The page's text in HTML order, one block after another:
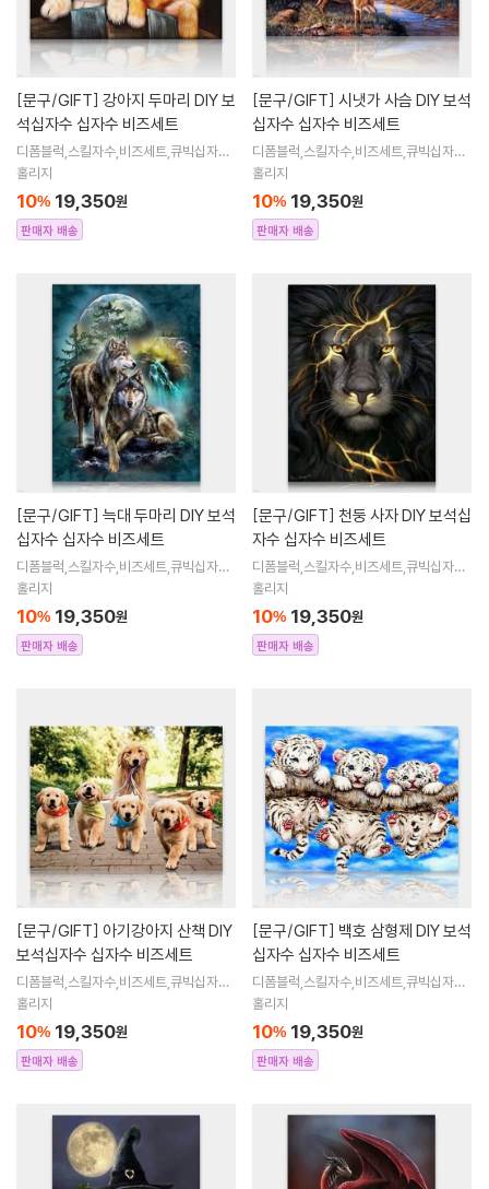
[문구/GIFT]
석십자수 십자수 비즈세트
디폼블럭,스킬자수,비즈세트,큐빅십자수,
큐빅비즈,보석십자수액자,어린이보석십
수해바라
홀리지
10% 19,350원
판매자 배송
[문구/GIFT]
십자수 십자수 비즈세트
디폼블럭,스킬자수,비즈세트,큐빅십자수,
큐빅비즈,보석십자수액자,어린이보석십
수해바라
홀리지
10% 19,350원
판매자 배송
[문구/GIFT]
십자수 십자수 비즈세트
디폼블럭,스킬자수,비즈세트,큐빅십자수,
큐빅비즈,보석십자수액자,어린이보석십
수해바라
홀리지
10% 19,350원
판매자 배송
[문구/GIFT]
자수 십자수 비즈세트
디폼블럭,스킬자수,비즈세트,큐빅십자수,
큐빅비즈,보석십자수액자,어린이보석십
수해바라
홀리지
10% 19,350원
판매자 배송
[문구/GIFT]
보석십자수 십자수 비즈세트
디폼블럭,스킬자수,비즈세트,큐빅십자수,
큐빅비즈,보석십자수액자,어린이보석십
수해바라
홀리지
10% 19,350원
판매자 배송
[문구/GIFT]
십자수 십자수 비즈세트
디폼블럭,스킬자수,비즈세트,큐빅십자수,
큐빅비즈,보석십자수액자,어린이보석십
수해바라
홀리지
10% 19,350원
판매자 배송